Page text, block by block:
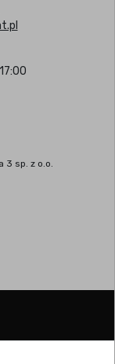
3 sp. z o.o.